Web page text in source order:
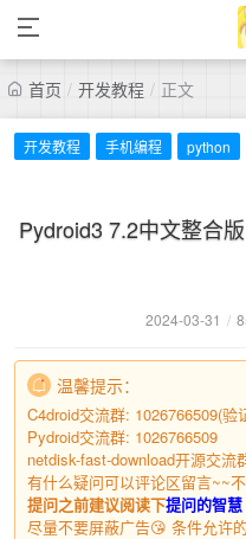
首页 / 开发教程 / 正文
开发教程 手机编程 python
Pydroid3 7.2中文整合
2024-03-31 /
温馨提示：
C4droid交流群: 1026766509(验
Pydroid交流群: 1026766509
netdisk-fast-download开源交流
有什么疑问可以评论区留言~~
提问之前建议阅读下提问的智慧
尽量不要屏蔽广告😘 条件允许